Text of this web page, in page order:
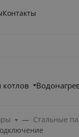
Контакты
Стальные